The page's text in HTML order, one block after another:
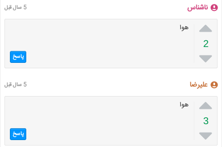
ناشناس 5 سال قبل

2

هوا
پاسخ
علیرضا 5 سال قبل

3

هوا
پاسخ